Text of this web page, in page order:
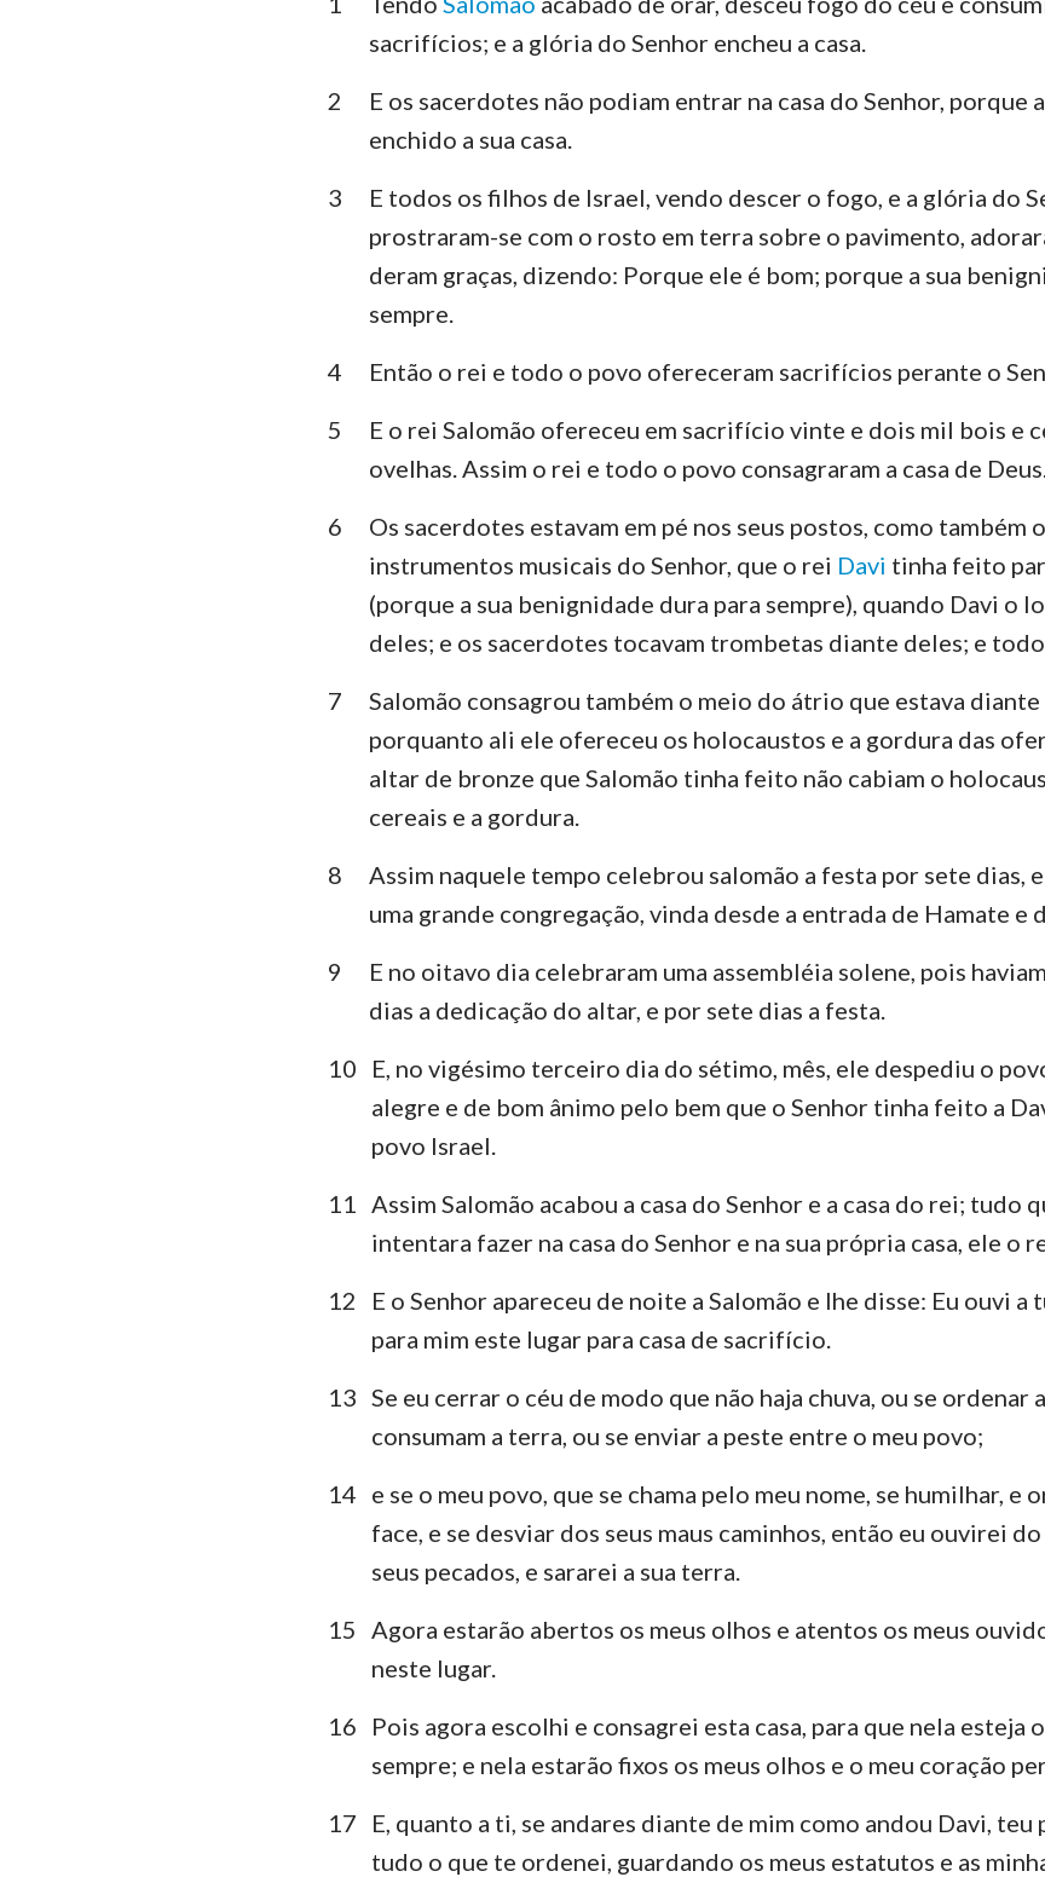
Deuteronômio Josué
Juízes Rute
1 Reis 2 Reis
1 Crônicas 2 Crônicas
Esdras
Ester Jó
Salmos Provérbios
Eclesiastes Cânticos
Isaías Jeremias
Daniel Oséias
Joel Amós
Obadias Jonas
Ageu Zacarias
Malaquias
Atos
1 Coríntios
Filipenses
1 Tessalonicenses
Tito
Hebreus
1 Pedro
1 João
Apocalipse
29
30 31
sacrifícios; e a glória do Senhor encheu a casa.
2
E os sacerdotes não podiam entrar na casa do Senhor, porque
enchido a sua casa.
3
E todos os filhos de Israel, vendo descer o fogo, e a glória do
prostraram-se com o rosto em terra sobre o pavimento,
deram graças, dizendo: Porque ele é bom; porque a sua
sempre.
4
Então o rei e todo o povo ofereceram sacrifícios perante o
5
E o rei Salomão ofereceu em sacrifício vinte e dois mil bois e
ovelhas. Assim o rei e todo o povo consagraram a casa de
6
Os sacerdotes estavam em pé nos seus postos, como também
instrumentos musicais do Senhor, que o rei Davi tinha feito
(porque a sua benignidade dura para sempre), quando Davi o
deles; e os sacerdotes tocavam trombetas diante deles; e
7
Salomão consagrou também o meio do átrio que estava diante
porquanto ali ele ofereceu os holocaustos e a gordura das
altar de bronze que Salomão tinha feito não cabiam o
cereais e a gordura.
8
Assim naquele tempo celebrou salomão a festa por sete dias,
uma grande congregação, vinda desde a entrada de Hamate e
9
E no oitavo dia celebraram uma assembléia solene, pois
dias a dedicação do altar, e por sete dias a festa.
10
E, no vigésimo terceiro dia do sétimo, mês, ele despediu o
alegre e de bom ânimo pelo bem que o Senhor tinha feito a
povo Israel.
11 Assim Salomão acabou a casa do Senhor e a casa do rei; tudo
intentara fazer na casa do Senhor e na sua própria casa, ele o
12
E o Senhor apareceu de noite a Salomão e lhe disse: Eu ouvi a
para mim este lugar para casa de sacrifício.
13 Se eu cerrar o céu de modo que não haja chuva, ou se ordenar
consumam a terra, ou se enviar a peste entre o meu povo;
14 e se o meu povo, que se chama pelo meu nome, se humilhar, e
face, e se desviar dos seus maus caminhos, então eu ouvirei
seus pecados, e sararei a sua terra.
15 Agora estarão abertos os meus olhos e atentos os meus
neste lugar.
16
Pois agora escolhi e consagrei esta casa, para que nela esteja
sempre; e nela estarão fixos os meus olhos e o meu coração
17
E, quanto a ti, se andares diante de mim como andou Davi,
tudo o que te ordenei, guardando os meus estatutos e as